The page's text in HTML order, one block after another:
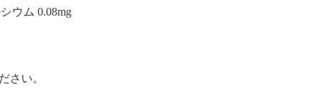
ウム 0.08mg
さい。